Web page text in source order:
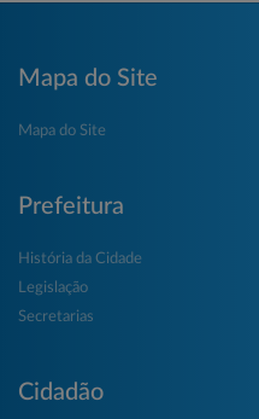
Mapa do Site
Mapa do Site
Prefeitura
História da Cidade
Legislação
Secretarias
Cidadão